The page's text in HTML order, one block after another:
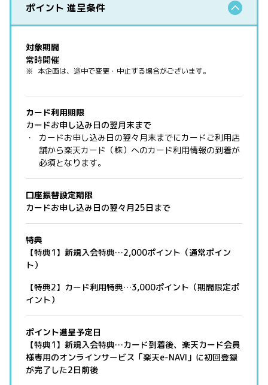
ポイント 進呈条件
対象期間
常時開催
本企画は、途中で変更・中止する場合がございます。
カード利用期限
カードお申し込み日の翌月末まで
カードお申し込み日の翌々月末までにカードご利用店
舗から楽天カード（株）へのカード利用情報の到着が
必須となります。
口座振替設定期限
カードお申し込み日の翌々月25日まで
特典
【特典1】新規入会特典…2,000ポイント（通常ポイン
ト）
【特典2】カード利用特典…3,000ポイント（期間限定ポ
イント）
ポイント進呈予定日
【特典1】新規入会特典…カード到着後、楽天カード会員
様専用のオンラインサービス「楽天e-NAVI」に初回登録
が完了した2日前後